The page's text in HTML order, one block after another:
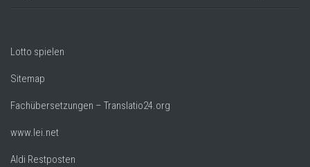
Lotto spielen
Sitemap
Fachübersetzungen – Translatio24.org
www.lei.net
Aldi Restposten